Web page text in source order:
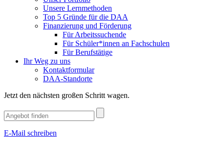
Unsere Lernmethoden
Top 5 Gründe für die DAA
Finanzierung und Förderung
Für Arbeitssuchende
Für Schüler*innen an Fachschulen
Für Berufstätige
Ihr Weg zu uns
Kontaktformular
DAA-Standorte
Jetzt den nächsten großen Schritt wagen.
E-Mail schreiben